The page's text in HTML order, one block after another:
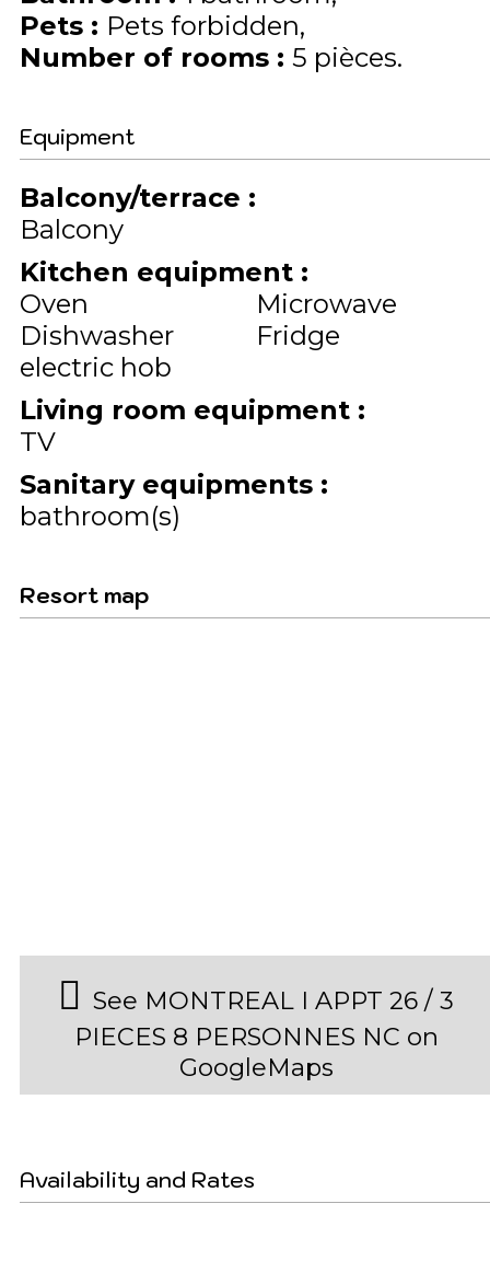
Pets : Pets forbidden
Number of rooms : 5 pièces
Equipment
Balcony/terrace :
Balcony
Kitchen equipment :
Oven
Microwave
Dishwasher
Fridge
electric hob
Living room equipment :
TV
Sanitary equipments :
bathroom(s)
Resort map
See MONTREAL I APPT 26 / 3
PIECES 8 PERSONNES NC on
GoogleMaps
Availability and Rates